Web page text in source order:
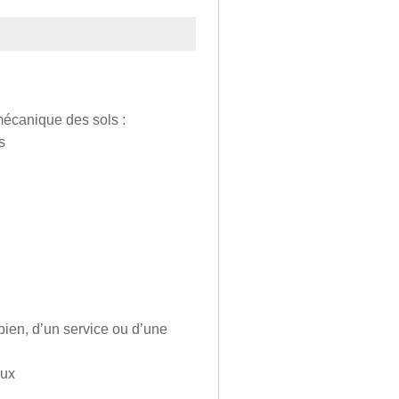
des sols :
d’un service ou d’une